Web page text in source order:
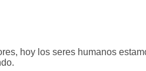
hoy los seres humanos